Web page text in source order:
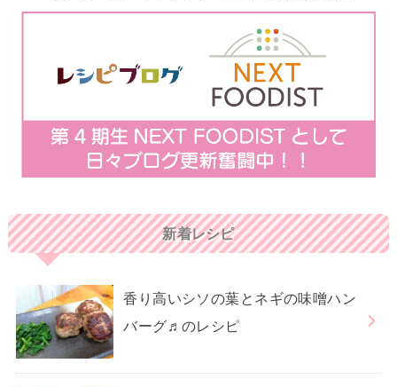
新着レシピ
香り高いシソの葉とネギの味噌ハン
バーグ♬のレシピ